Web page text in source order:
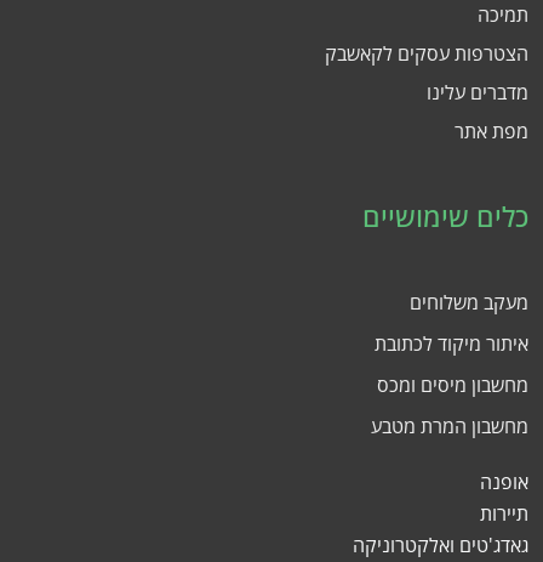
תמיכה
הצטרפות עסקים לקאשבק
מדברים עלינו
מפת אתר
כלים שימושיים
מעקב משלוחים
איתור מיקוד לכתובת
מחשבון מיסים ומכס
מחשבון המרת מטבע
אופנה
תיירות
גאדג'טים ואלקטרוניקה